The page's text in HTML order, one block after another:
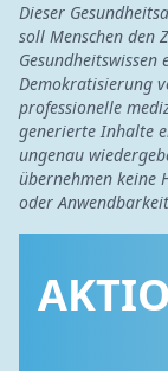
Dieser
soll Menschen den
Demokratisierung
professionelle
generierte Inhalte
ungenau
übernehmen keine
oder